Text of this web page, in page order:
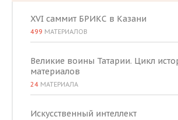
XVI саммит БРИКС в Казани
499 МАТЕРИАЛОВ
Великие воины Татарии. Цикл
материалов
24 МАТЕРИАЛА
Искусственный интеллект